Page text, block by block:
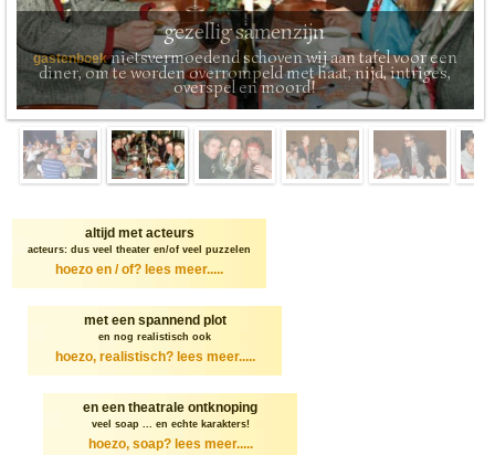
gezellig samenzijn
gastenboeknietsvermoedend schoven wij aan tafel voor een
diner, om te worden overrompeld met haat, nijd, intriges,
overspel en moord!
altijd met acteurs
acteurs: dus veel theater en/of veel puzzelen
hoezo en / of? lees meer.....
met een spannend plot
en nog realistisch ook
hoezo, realistisch? lees meer.....
en een theatrale ontknoping
veel soap ... en echte karakters!
hoezo, soap? lees meer.....